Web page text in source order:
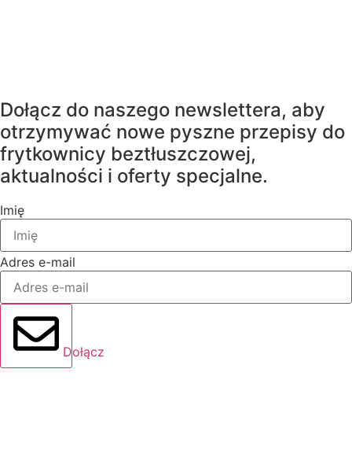
Dołącz do naszego newslettera, aby
otrzymywać nowe pyszne przepisy do
frytkownicy beztłuszczowej,
aktualności i oferty specjalne.
Imię
Adres e-mail
Dołącz